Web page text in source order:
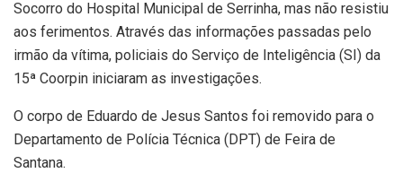
Socorro do Hospital Municipal de Serrinha, mas não resistiu
aos ferimentos. Através das informações passadas pelo
irmão da vítima, policiais do Serviço de Inteligência (SI) da
15ª Coorpin iniciaram as investigações.
O corpo de Eduardo de Jesus Santos foi removido para o
Departamento de Polícia Técnica (DPT) de Feira de
Santana.